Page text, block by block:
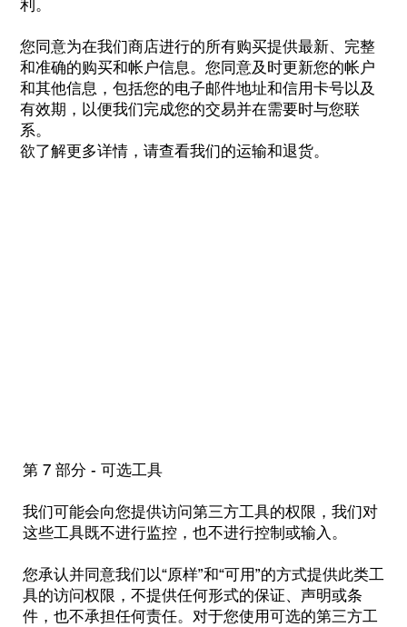
利。
您同意为在我们商店进行的所有购买提供最新、完整
和准确的购买和帐户信息。您同意及时更新您的帐户
和其他信息，包括您的电子邮件地址和信用卡号以及
有效期，以便我们完成您的交易并在需要时与您联
系。
欲了解更多详情，请查看我们的运输和退货。
第 7 部分 - 可选工具
我们可能会向您提供访问第三方工具的权限，我们对
这些工具既不进行监控，也不进行控制或输入。
您承认并同意我们以“原样”和“可用”的方式提供此类工
具的访问权限，不提供任何形式的保证、声明或条
件，也不承担任何责任。对于您使用可选的第三方工